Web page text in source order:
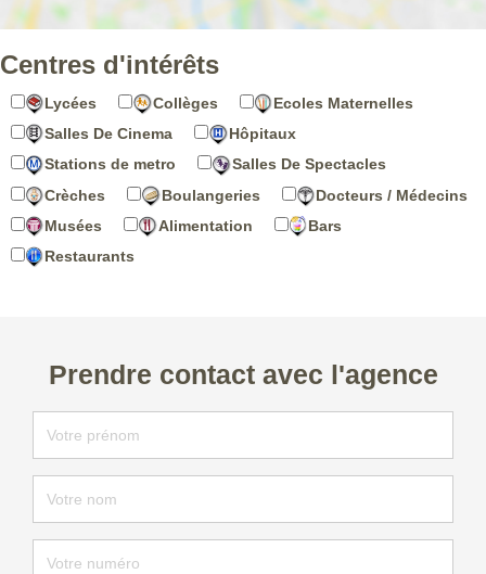
Centres d'intérêts
Lycées Collèges
Ecoles Maternelles
Salles De Cinema
Hôpitaux
Stations de metro
Salles De Spectacles
Crèches
Boulangeries
Docteurs / Médecins
Musées
Alimentation
Bars
Restaurants
Prendre contact avec l'agence